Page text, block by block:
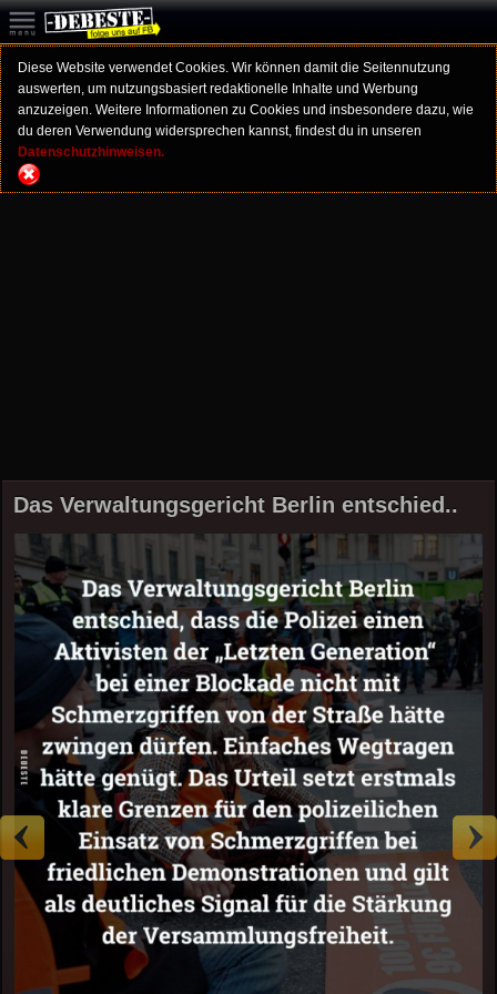
Diese Website verwendet Cookies. Wir können damit die Seitennutzung
auswerten, um nutzungsbasiert redaktionelle Inhalte und Werbung
anzuzeigen. Weitere Informationen zu Cookies und insbesondere dazu, wie
du deren Verwendung widersprechen kannst, findest du in unseren
Datenschutzhinweisen.
Das Verwaltungsgericht Berlin entschied..